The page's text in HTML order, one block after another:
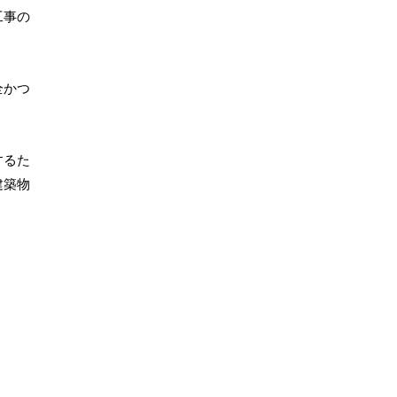
事の
かつ
た
築物